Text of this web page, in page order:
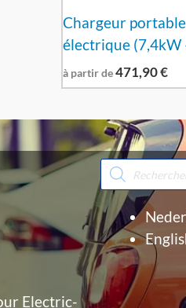
Chargeur
électrique (7,4kW
à partir de 471,90€
Electric-
Recherche
de
produits